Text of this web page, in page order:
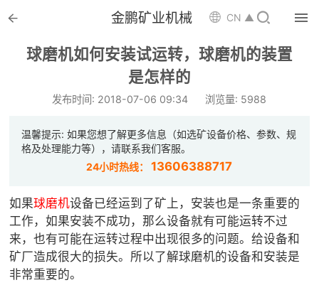
 金鹏矿业机械 CN ▲ 
球磨机如何安装试运转，球磨机的装置
是怎样的
发布时间: 2018-07-06 09:34 浏览量: 5988
温馨提示: 如果您想了解更多信息（如选矿设备价格、参数、规
格及处理能力等），请联系我们客服。
24小时热线：13606388717
如果球磨机设备已经运到了矿上，安装也是一条重要的
工作，如果安装不成功，那么设备就有可能运转不过
来，也有可能在运转过程中出现很多的问题。给设备和
矿厂造成很大的损失。所以了解球磨机的设备和安装是
非常重要的。
 首页

 解决方案
 案例中心
 服务体系